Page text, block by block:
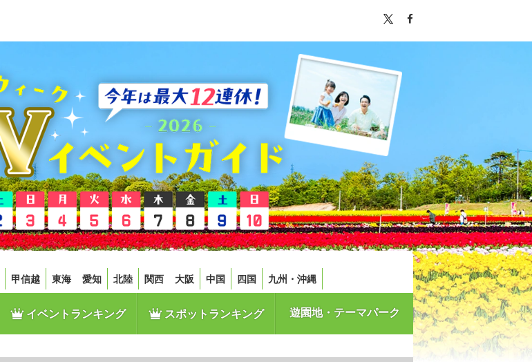
甲信越 東海 愛知 北陸 関西 大阪 中国 四国 九州・沖縄
イベントランキング スポットランキング 遊園地・テーマパーク